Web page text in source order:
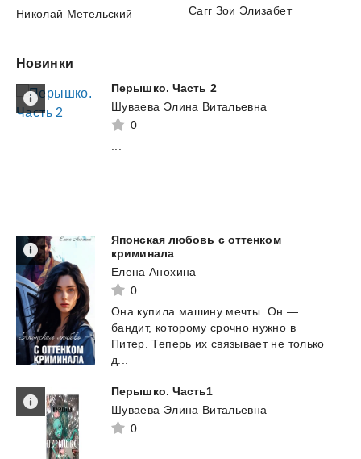
Николай Метельский
Сагг Зои Элизабет
Новинки
Перышко. Часть 2
Шуваева Элина Витальевна
0
Японская любовь с оттенком
криминала
Елена Анохина
0
Она купила машину мечты. Он —
бандит, которому срочно нужно в
Питер. Теперь их связывает не только
д...
Перышко. Часть1
Шуваева Элина Витальевна
0